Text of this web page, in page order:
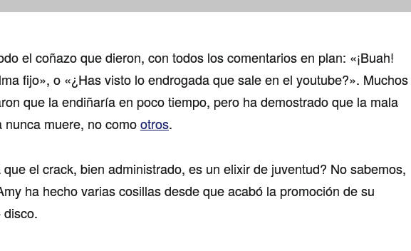
el coñazo que dieron, con todos los comentarios en plan: «¡Buah!
fijo», o «¿Has visto lo endrogada que sale en el youtube?». Muchos
que la endiñarí­a en poco tiempo, pero ha demostrado que la mala
nunca muere, no comootros.
que el crack, bien administrado, es un elixir de juventud? No sabemos,
ha hecho varias cosillas desde que acabó la promoción de su
disco.